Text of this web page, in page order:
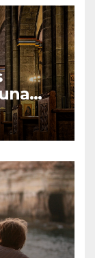
O
H
A
Y
C
O
M
N
T
A
R
I
de
N
O
H
A
Y